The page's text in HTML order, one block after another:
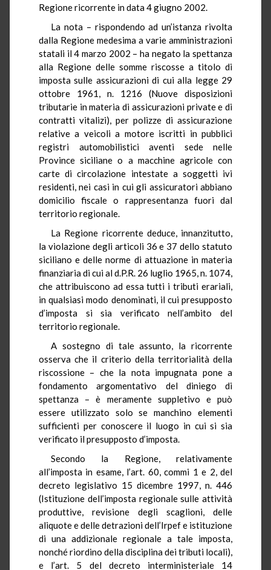
Regione ricorrente in data 4 giugno 2002.
La nota – rispondendo ad un’istanza rivolta
dalla Regione medesima a varie amministrazioni
statali il 4 marzo 2002 – ha negato la spettanza
alla Regione delle somme riscosse a titolo di
imposta sulle assicurazioni di cui alla legge 29
ottobre 1961, n. 1216 (Nuove disposizioni
tributarie in materia di assicurazioni private e di
contratti vitalizi), per polizze di assicurazione
relative a veicoli a motore iscritti in pubblici
registri automobilistici aventi sede nelle
Province siciliane o a macchine agricole con
carte di circolazione intestate a soggetti ivi
residenti, nei casi in cui gli assicuratori abbiano
domicilio fiscale o rappresentanza fuori dal
territorio regionale.
La Regione ricorrente deduce, innanzitutto,
la violazione degli articoli 36 e 37 dello statuto
siciliano e delle norme di attuazione in materia
finanziaria di cui al d.P.R. 26 luglio 1965, n. 1074,
che attribuiscono ad essa tutti i tributi erariali,
in qualsiasi modo denominati, il cui presupposto
d’imposta si sia verificato nell’ambito del
territorio regionale.
A sostegno di tale assunto, la ricorrente
osserva che il criterio della territorialità della
riscossione – che la nota impugnata pone a
fondamento argomentativo del diniego di
spettanza – è meramente suppletivo e può
essere utilizzato solo se manchino elementi
sufficienti per conoscere il luogo in cui si sia
verificato il presupposto d’imposta.
Secondo la Regione, relativamente
all’imposta in esame, l’art. 60, commi 1 e 2, del
decreto legislativo 15 dicembre 1997, n. 446
(Istituzione dell’imposta regionale sulle attività
produttive, revisione degli scaglioni, delle
aliquote e delle detrazioni dell’Irpef e istituzione
di una addizionale regionale a tale imposta,
nonché riordino della disciplina dei tributi locali),
e l’art. 5 del decreto interministeriale 14